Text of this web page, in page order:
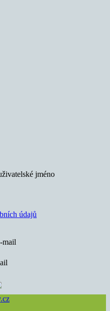
jméno
údajů
mail